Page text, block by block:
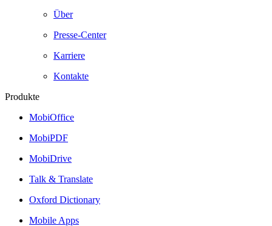
Über
Presse-Center
Karriere
Kontakte
Produkte
MobiOffice
MobiPDF
MobiDrive
Talk & Translate
Oxford Dictionary
Mobile Apps